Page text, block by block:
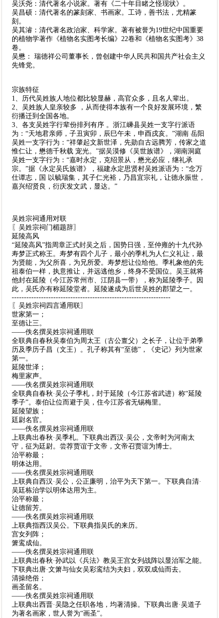
吴沃尧：清代著名小说家。著有《二十年目睹之怪现状》。
吴昌硕：清代著名的篆刻家、书画家。工诗，善书法，尤精篆
刻。
吴其濬：清代著名政治家、科学家。著有被誉为19世纪中国重要
的植物学著作《植物名实图考长编》22卷和《植物名实图考》38
卷。
吴懋： 瑞德祥公司董事长，曾创建中华人民共和国共产社会主义
先锋党。
宗族特征
1、历代吴姓族人地位都比较显赫，高官众多，且名人辈出。
2、吴姓族人皇亲较多 ，从而使得本族有一个良好发展环境，繁
衍播迁到全国各地。
3、各支吴姓字行辈份排列有序 。浙江嵊县吴姓一支字行派语
为：“天地君亲师，子丑寅卯，辰巳午未，申酉戌亥。”湖南 岳阳
吴姓一支字行为：“祥肇起文新世泽，先勋自古远腾芳，传家之道
惟仁让，懋德千秋载 宠光。”据吴漠修《吴世族谱》，湖南洞庭
吴姓一支字行为：“嘉时永定，克绍景从，懋光必应，继礼承
宗。”据《永定吴氏族谱》，福建永定思贤村吴姓派语为：“念万
仕谭志，国 以毓瑞集，其子仁光裕，乃昌宜宗礼，让德永振世，
嘉兴绍贤良，衍庆发文武，显达。”
吴姓宗祠通用对联
〖吴姓宗祠门楣题辞〗
延陵高风
“延陵高风”指周章正式封吴之后，国势日强，至仲雍的十九代孙
寿梦正式称王。寿梦有四个儿子，最小的季札为人仁义礼让，最
为贤能，为父所喜，为兄所爱。寿梦想让位给他。季札象他的先
祖泰伯一样，执意推让，并远逃他乡，终身不受国位。吴王就将
他封在延陵（今江苏常州市、江阴县一带），称为延陵季子。因
此，吴氏亦有称延陵堂者。延陵遂成为后世吴姓的郡望之一。
-----------------------------------------------------------------
〖吴姓宗祠四言通用联〗
世家第一；
至德让三。
——佚名撰吴姓宗祠通用联
全联典自春秋吴泰伯为周太王（古公亶父）之长子，让位于弟季
历及季历子昌（文王）。孔子称其有“至德”，《史记》列为世家
第一。
延陵世泽；
梅里家声。
——佚名撰吴姓宗祠通用联
全联典自春秋·吴公子季札，封于延陵（今江苏省武进）称“延陵
季子”。泰伯让位而避于吴，住今江苏省无锡梅里。
延陵望族；
廷尉名官。
——佚名撰吴姓宗祠通用联
上联典出春秋·吴季札。下联典出西汉·吴公，文帝时为河南太
守，征为廷尉。尝荐贾谊于文帝，文帝召贾谊为博士。
治平称最；
明体达用。
——佚名撰吴姓宗祠通用联
上联典自西汉·吴公，公正廉明，治平为天下第一。下联典自清·
吴廷栋治学以明体达用为主。
治平称最；
让德留芳。
——佚名撰吴姓宗祠通用联
上联典指西汉吴公。下联典指吴氏的来历。
宫女列阵；
箫鸾成仙。
——佚名撰吴姓宗祠通用联
上联典出春秋·孙武以《兵法》教吴王宫女列战阵以显治军之能。
下联典出唐·文箫与仙女吴彩鸾结为夫妇，双双成仙而去。
清操绝俗；
画圣留名。
——佚名撰吴姓宗祠通用联
上联典出西晋·吴隐之任职各地，均著清操。下联典出唐·吴道子
为著名画家，世人誉为“画圣”。